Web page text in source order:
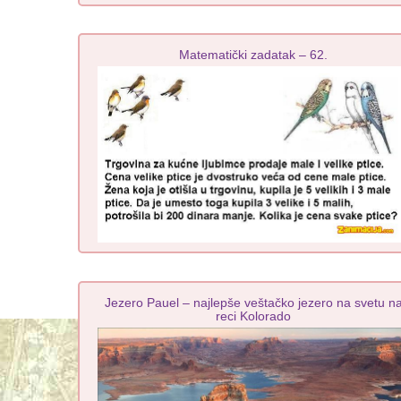
Matematički zadatak – 62.
Jezero Pauel – najlepše veštačko jezero na svetu
reci Kolorado